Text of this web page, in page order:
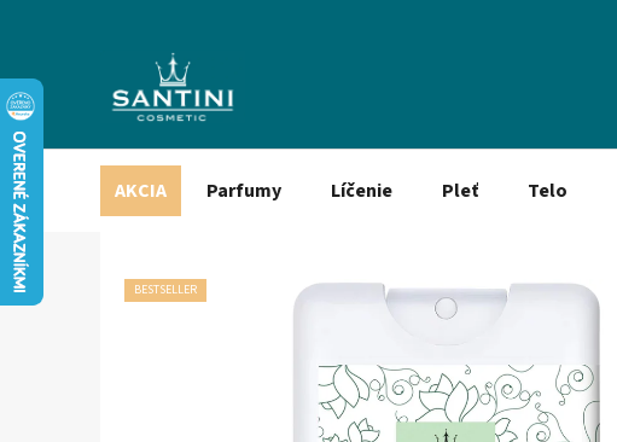
AKCIA Parfumy Líčenie Pleť Telo
BESTSELLER